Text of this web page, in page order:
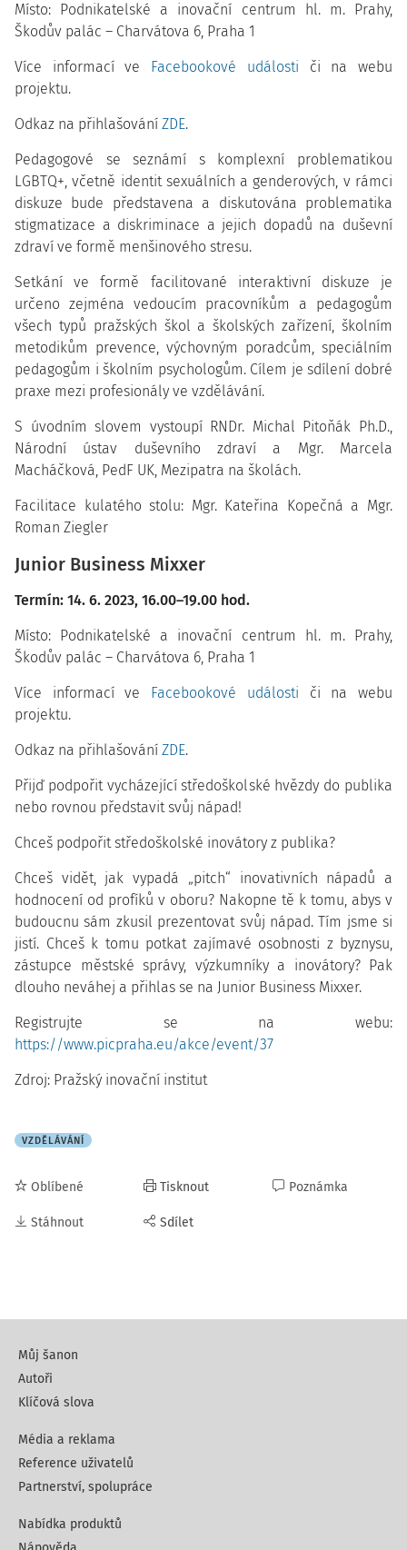
Místo: Podnikatelské a inovační centrum hl. m. Prahy,
Škodův palác – Charvátova 6, Praha 1
Více informací ve Facebookové události či na webu
projektu.
Odkaz na přihlašování ZDE.
Pedagogové se seznámí s komplexní problematikou
LGBTQ+, včetně identit sexuálních a genderových, v rámci
diskuze bude představena a diskutována problematika
stigmatizace a diskriminace a jejich dopadů na duševní
zdraví ve formě menšinového stresu.
Setkání ve formě facilitované interaktivní diskuze je
určeno zejména vedoucím pracovníkům a pedagogům
všech typů pražských škol a školských zařízení, školním
metodikům prevence, výchovným poradcům, speciálním
pedagogům i školním psychologům. Cílem je sdílení dobré
praxe mezi profesionály ve vzdělávání.
S úvodním slovem vystoupí RNDr. Michal Pitoňák Ph.D.,
Národní ústav duševního zdraví a Mgr. Marcela
Macháčková, PedF UK, Mezipatra na školách.
Facilitace kulatého stolu: Mgr. Kateřina Kopečná a Mgr.
Roman Ziegler
Junior Business Mixxer
Termín: 14. 6. 2023, 16.00–19.00 hod.
Místo: Podnikatelské a inovační centrum hl. m. Prahy,
Škodův palác – Charvátova 6, Praha 1
Více informací ve Facebookové události či na webu
projektu.
Odkaz na přihlašování ZDE.
Přijď podpořit vycházející středoškolské hvězdy do publika
nebo rovnou představit svůj nápad!
Chceš podpořit středoškolské inovátory z publika?
Chceš vidět, jak vypadá „pitch“ inovativních nápadů a
hodnocení od profíků v oboru? Nakopne tě k tomu, abys v
budoucnu sám zkusil prezentovat svůj nápad. Tím jsme si
jistí. Chceš k tomu potkat zajímavé osobnosti z byznysu,
zástupce městské správy, výzkumníky a inovátory? Pak
dlouho neváhej a přihlas se na Junior Business Mixxer.
Registrujte se na webu:
https://www.picpraha.eu/akce/event/37
Zdroj: Pražský inovační institut
VZDĚLÁVÁNÍ
Oblíbené
Stáhnout
Tisknout
Sdílet
Poznámka
Můj šanon
Autoři
Klíčová slova
Média a reklama
Reference uživatelů
Partnerství, spolupráce
Nabídka produktů